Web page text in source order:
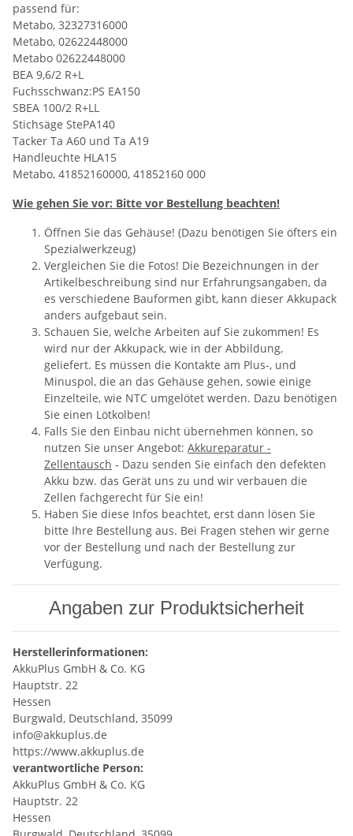
passend für:
Metabo, 32327316000
Metabo, 02622448000
Metabo 02622448000
BEA 9,6/2 R+L
Fuchsschwanz:PS EA150
SBEA 100/2 R+LL
Stichsäge StePA140
Tacker Ta A60 und Ta A19
Handleuchte HLA15
Metabo, 41852160000, 41852160 000
Wie gehen Sie vor: Bitte vor Bestellung beachten!
Öffnen Sie das Gehäuse! (Dazu benötigen Sie öfters ein
Spezialwerkzeug)
Vergleichen Sie die Fotos! Die Bezeichnungen in der
Artikelbeschreibung sind nur Erfahrungsangaben, da
es verschiedene Bauformen gibt, kann dieser Akkupack
anders aufgebaut sein.
Schauen Sie, welche Arbeiten auf Sie zukommen! Es
wird nur der Akkupack, wie in der Abbildung,
geliefert. Es müssen die Kontakte am Plus-, und
Minuspol, die an das Gehäuse gehen, sowie einige
Einzelteile, wie NTC umgelötet werden. Dazu benötigen
Sie einen Lötkolben!
Falls Sie den Einbau nicht übernehmen können, so
nutzen Sie unser Angebot: Akkureparatur -
Zellentausch - Dazu senden Sie einfach den defekten
Akku bzw. das Gerät uns zu und wir verbauen die
Zellen fachgerecht für Sie ein!
Haben Sie diese Infos beachtet, erst dann lösen Sie
bitte Ihre Bestellung aus. Bei Fragen stehen wir gerne
vor der Bestellung und nach der Bestellung zur
Verfügung.
Angaben zur Produktsicherheit
Herstellerinformationen:
AkkuPlus GmbH & Co. KG
Hauptstr. 22
Hessen
Burgwald, Deutschland, 35099
info@akkuplus.de
https://www.akkuplus.de
verantwortliche Person:
AkkuPlus GmbH & Co. KG
Hauptstr. 22
Hessen